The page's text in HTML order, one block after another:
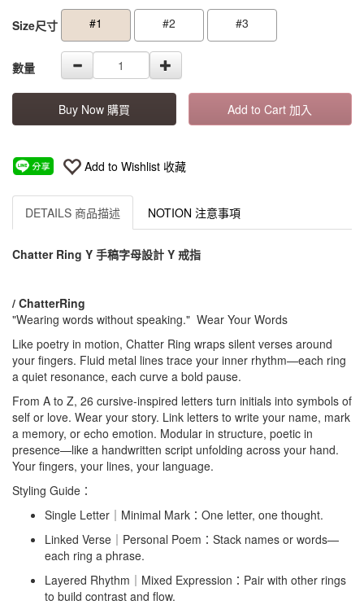
Size尺寸 #1 #2 #3
數量
Buy Now 購買 Add to Cart 加入
Add to Wishlist 收藏
DETAILS 商品描述 NOTION 注意事項
Chatter Ring Y 手稿字母設計 Y 戒指
/ ChatterRing
"Wearing words without speaking." Wear Your Words
Like poetry in motion, Chatter Ring wraps silent verses around
your fingers. Fluid metal lines trace your inner rhythm—each ring
a quiet resonance, each curve a bold pause.
From A to Z, 26 cursive-inspired letters turn initials into symbols of
self or love. Wear your story. Link letters to write your name, mark
a memory, or echo emotion. Modular in structure, poetic in
presence—like a handwritten script unfolding across your hand.
Your fingers, your lines, your language.
Styling Guide：
Single Letter｜Minimal Mark：One letter, one thought.
Linked Verse｜Personal Poem：Stack names or words—
each ring a phrase.
Layered Rhythm｜Mixed Expression：Pair with other rings
to build contrast and flow.